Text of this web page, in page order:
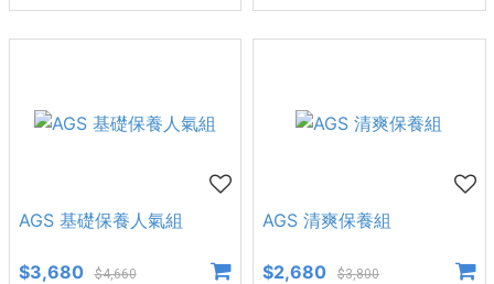
AGS 基礎保養人氣組
$3,680 $4,660
AGS 清爽保養組
$2,680 $3,800